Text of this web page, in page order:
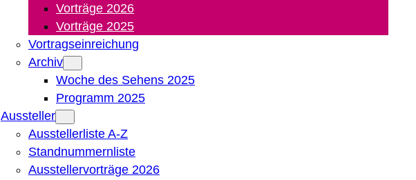
Vorträge 2026
Vorträge 2025
Vortragseinreichung
Archiv
Woche des Sehens 2025
Programm 2025
Aussteller
Ausstellerliste A-Z
Standnummernliste
Ausstellervorträge 2026